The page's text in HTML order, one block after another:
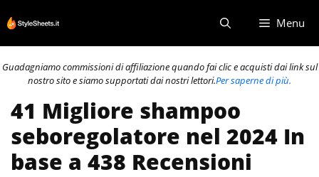
al
contenuto
Menu
Guadagniamo commissioni di affiliazione quando fai clic e acquisti dai link sul
nostro sito e siamo supportati dai nostri lettori.Per saperne di più.
41 Migliore shampoo
seboregolatore nel 2024 In
base a 438 Recensioni